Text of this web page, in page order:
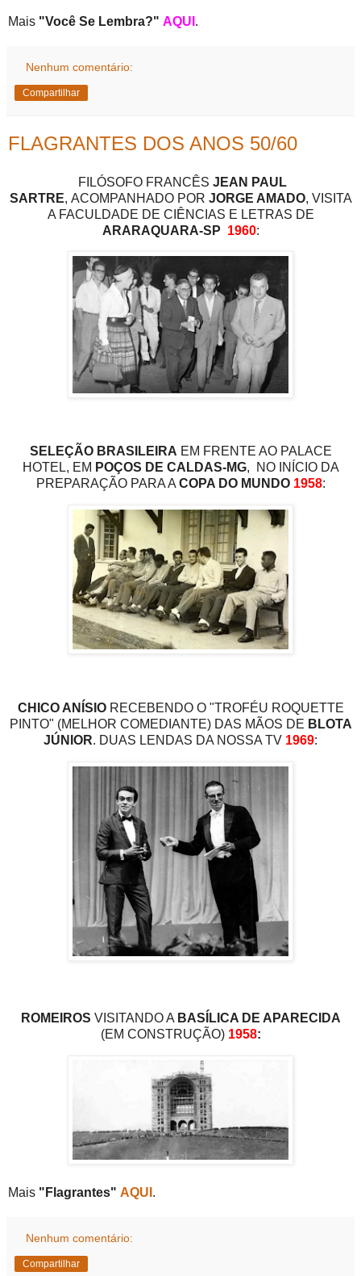
Mais "Você Se Lembra?" AQUI .
Nenhum comentário:
Compartilhar
FLAGRANTES DOS ANOS 50/60
FILÓSOFO FRANCÊS JEAN PAUL
SARTRE, ACOMPANHADO POR JORGE AMADO, VISITA
A FACULDADE DE CIÊNCIAS E LETRAS DE
ARARAQUARA-SP 1960:
SELEÇÃO BRASILEIRA EM FRENTE AO PALACE
HOTEL, EM POÇOS DE CALDAS-MG, NO INÍCIO DA
PREPARAÇÃO PARA A COPA DO MUNDO 1958:
CHICO ANÍSIORECEBENDO O "TROFÉU ROQUETTE
PINTO" (MELHOR COMEDIANTE) DAS MÃOS DE BLOTA
JÚNIOR. DUAS LENDAS DA NOSSA TV 1969:
ROMEIROS VISITANDO A BASÍLICA DE APARECIDA
(EM CONSTRUÇÃO) 1958:
Mais "Flagrantes" AQUI .
Nenhum comentário:
Compartilhar